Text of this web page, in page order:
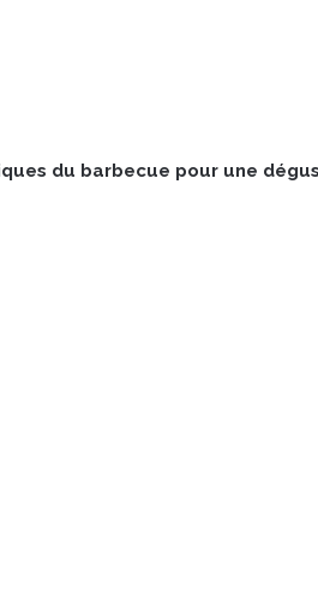
du barbecue pour une